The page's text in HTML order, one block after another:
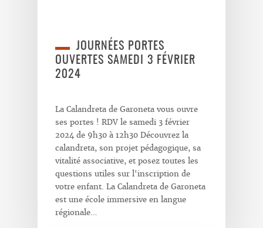
JOURNÉES PORTES
OUVERTES SAMEDI 3 FÉVRIER
2024
La Calandreta de Garoneta vous ouvre
ses portes ! RDV le samedi 3 février
2024 de 9h30 à 12h30 Découvrez la
calandreta, son projet pédagogique, sa
vitalité associative, et posez toutes les
questions utiles sur l'inscription de
votre enfant. La Calandreta de Garoneta
est une école immersive en langue
régionale…